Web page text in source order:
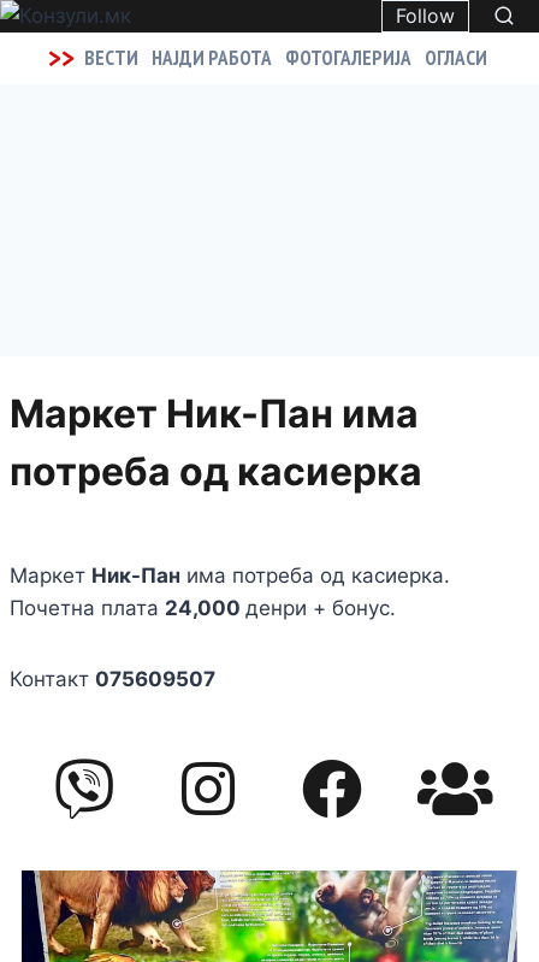
Follow
>> ВЕСТИ НАЈДИ РАБОТА ФОТОГАЛЕРИЈА ОГЛАСИ
Маркет Ник-Пан има
потреба од касиеркa
Маркет Ник-Пан има потреба од касиерка.
Почетна плата 24,000 денри + бонус.
Контакт 075609507